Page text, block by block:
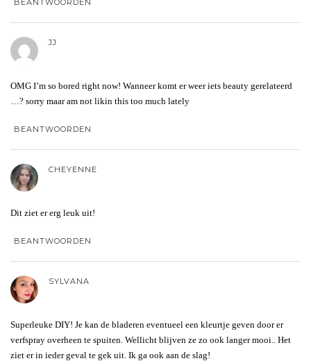
BEANTWOORDEN
JJ
OMG I’m so bored right now! Wanneer komt er weer iets beauty gerelateerd
…? sorry maar am not likin this too much lately
BEANTWOORDEN
CHEYENNE
Dit ziet er erg leuk uit!
BEANTWOORDEN
SYLVANA
Superleuke DIY! Je kan de bladeren eventueel een kleurtje geven door er
verfspray overheen te spuiten. Wellicht blijven ze zo ook langer mooi.. Het
ziet er in ieder geval te gek uit. Ik ga ook aan de slag!